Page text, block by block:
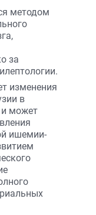
методом
за
изменения
в
и может
ишемии-